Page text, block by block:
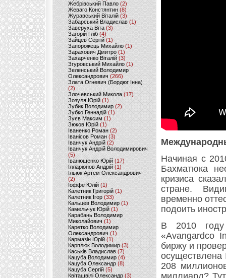
Жебрівський Павло (2)
Жеваго Констянтин (8)
Журавський Віталій (3)
Забарський Владислав (1)
Заверуха Віта (3)
Загорій Гліб (4)
Зайцев Сергій(1)
Запорожець Михайло (1)
Зарахович Дмитро (1)
Захарченко Віталій (3)
Згуровський Михайло (1)
Зеленський Володимир
Олександрович (266)
Злата Огневич (Бордюг Інна)
(2)
Злочевський Микола(17)
Зозуля Юрій (1)
Зубик Володимир (2)
Зубко Геннадій (1)
Зуєв Максим(1)
Зюков Юрій (1)
Іваненко Роман (2)
Іванісов Роман (3)
Іванчук Андрій(2)
Іванчук Андрій Володимирович
(5)
Іванющенко Юрій (17)
Ілларіонов Андрій (1)
Ільюк Артем Олександрович
(2)
Іоффе Юлій (1)
Калетник Григорій(1)
Калетник Ігор (33)
Кальцев Володимир(1)
Камельчук Юрій (1)
Карабань Володимир
Миколайович (1)
Каретко Володимир
Олександрович (1)
Кармазін Юрій(1)
Карплюк Володимир(3)
Каськів Владислав (7)
Кацуба Володимир (4)
Кацуба Олександр (8)
Кацуба Сергій (5)
Квіташвілі Олександр(3)
Начиная с
Бахматюка
кризиса
стране.
временно
подоить
В 2010
«Avangardco
биржу и
осуществлена
208
миллиард?